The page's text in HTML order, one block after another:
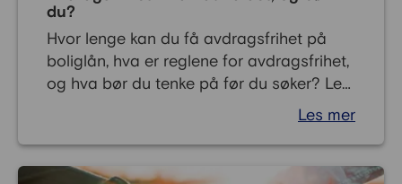
du?
Hvor lenge kan du få avdragsfrihet på
boliglån, hva er reglene for avdragsfrihet,
og hva bør du tenke på før du søker? Les
om fordelene og ulempene, og hvordan vi
i Bank2 kan hjelpe deg med alternative
løsninger.
Les mer